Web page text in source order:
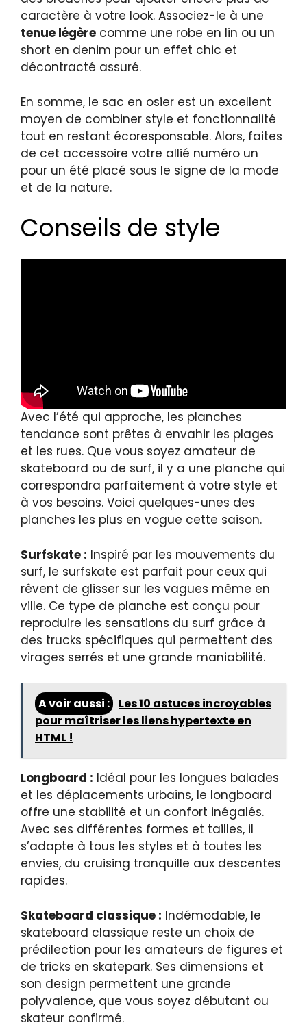
caractère à votre look. Associez-le à une
tenue légère comme une robe en lin ou un
short en denim pour un effet chic et
décontracté assuré.
En somme, le sac en osier est un excellent
moyen de combiner style et fonctionnalité
tout en restant écoresponsable. Alors, faites
de cet accessoire votre allié numéro un
pour un été placé sous le signe de la mode
et de la nature.
Conseils de style
Avec l’été qui approche, les planches
tendance sont prêtes à envahir les plages
et les rues. Que vous soyez amateur de
skateboard ou de surf, il y a une planche qui
correspondra parfaitement à votre style et
à vos besoins. Voici quelques-unes des
planches les plus en vogue cette saison.
Surfskate : Inspiré par les mouvements du
surf, le surfskate est parfait pour ceux qui
rêvent de glisser sur les vagues même en
ville. Ce type de planche est conçu pour
reproduire les sensations du surf grâce à
des trucks spécifiques qui permettent des
virages serrés et une grande maniabilité.
A voir aussi :
Les 10 astuces incroyables
pour maîtriser les liens hypertexte en
HTML !
Longboard : Idéal pour les longues balades
et les déplacements urbains, le longboard
offre une stabilité et un confort inégalés.
Avec ses différentes formes et tailles, il
s’adapte à tous les styles et à toutes les
envies, du cruising tranquille aux descentes
rapides.
Skateboard classique : Indémodable, le
skateboard classique reste un choix de
prédilection pour les amateurs de figures et
de tricks en skatepark. Ses dimensions et
son design permettent une grande
polyvalence, que vous soyez débutant ou
skateur confirmé.